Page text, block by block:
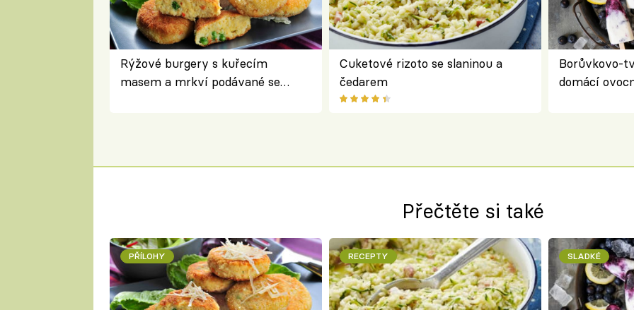
Rýžové burgery s kuřecím
masem a mrkví podávané se
Cuketové rizoto se slaninou a
čedarem
Borůvkovo-
domácí
Přečtěte si také
PŘÍLOHY RECEPTY SLADKÉ